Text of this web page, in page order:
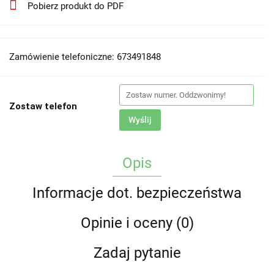
Pobierz produkt do PDF
Zamówienie telefoniczne: 673491848
Zostaw telefon
Wyślij
Opis
Informacje dot. bezpieczeństwa
Opinie i oceny (0)
Zadaj pytanie